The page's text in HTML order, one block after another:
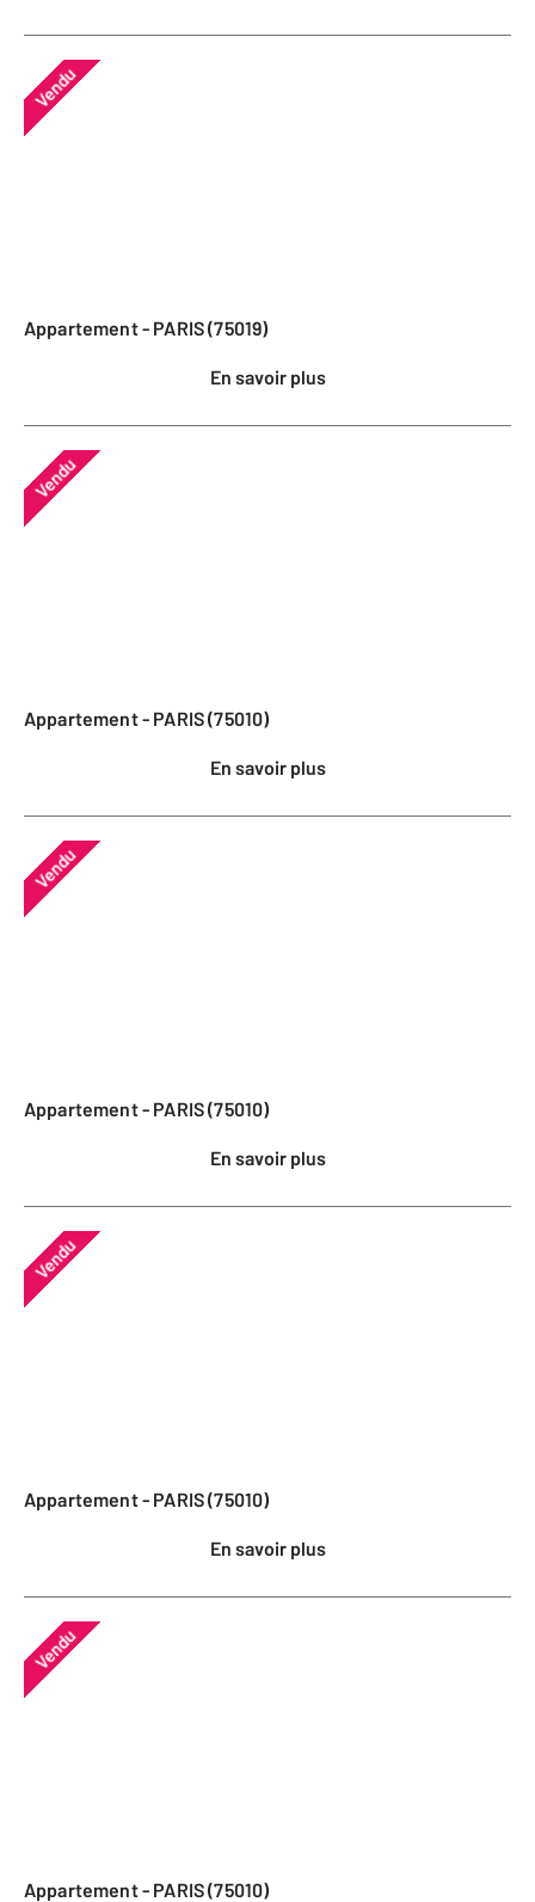
Vendu
Appartement - PARIS (75019)
En savoir plus
Vendu
Appartement - PARIS (75010)
En savoir plus
Vendu
Appartement - PARIS (75010)
En savoir plus
Vendu
Appartement - PARIS (75010)
En savoir plus
Vendu
Appartement - PARIS (75010)